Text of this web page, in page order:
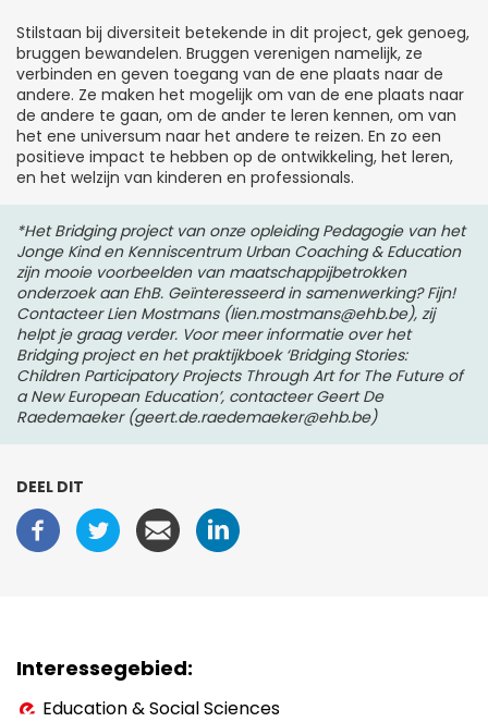
Stilstaan bij diversiteit betekende in dit project, gek genoeg,
bruggen bewandelen. Bruggen verenigen namelijk, ze
verbinden en geven toegang van de ene plaats naar de
andere. Ze maken het mogelijk om van de ene plaats naar
de andere te gaan, om de ander te leren kennen, om van
het ene universum naar het andere te reizen. En zo een
positieve impact te hebben op de ontwikkeling, het leren,
en het welzijn van kinderen en professionals.
*Het Bridging project van onze opleiding Pedagogie van het
Jonge Kind en Kenniscentrum Urban Coaching & Education
zijn mooie voorbeelden van maatschappijbetrokken
onderzoek aan EhB. Geïnteresseerd in samenwerking? Fijn!
Contacteer Lien Mostmans (lien.mostmans@ehb.be), zij
helpt je graag verder. Voor meer informatie over het
Bridging project en het praktijkboek ‘Bridging Stories:
Children Participatory Projects Through Art for The Future of
a New European Education’, contacteer Geert De
Raedemaeker (geert.de.raedemaeker@ehb.be)
DEEL DIT
Interessegebied
Education & Social Sciences